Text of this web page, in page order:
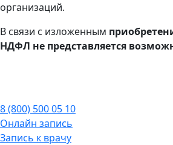
организаций.
В связи с изложенным
НДФЛ не представляется
8 (800) 500 05 10
Онлайн запись
Запись к врачу